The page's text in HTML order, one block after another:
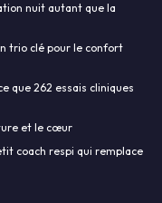
nuit autant que la
trio clé pour le confort
que 262 essais cliniques
et le cœur
coach respi qui remplace